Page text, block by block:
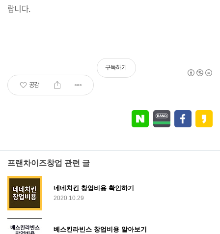
랍니다.
공감
구독하기
프랜차이즈창업 관련 글
네네치킨 창업비용 확인하기
2020.10.29
베스킨라빈스 창업비용 알아보기